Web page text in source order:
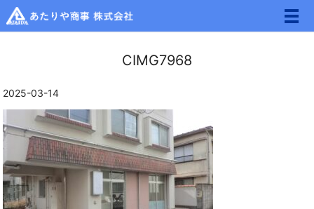
メ
CIMG7968
2025-03-14